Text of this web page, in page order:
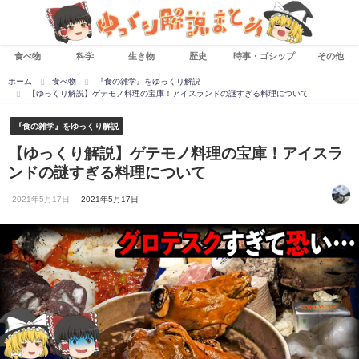
食べ物 科学 生き物 歴史 時事・ゴシップ その他
ホーム 食べ物
『食の雑学』をゆっくり解説
【ゆっくり解説】ゲテモノ料理の宝庫！アイスランドの謎すぎる料理について
『食の雑学』をゆっくり解説
【ゆっくり解説】ゲテモノ料理の宝庫！アイスラ
ンドの謎すぎる料理について
2021年5月17日 2021年5月17日